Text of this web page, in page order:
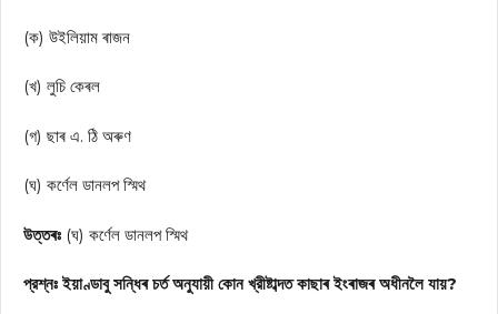
(ক) উইলিয়াম ৰাজন
(খ) লুচি কেৰল
(গ) ছাৰ এ. ঠি অৰুণ
(ঘ) কর্ণেল ডানলপ স্মিথ
উত্তৰঃ (ঘ) কৰ্ণেল ডানলপ স্মিথ
প্রশ্নঃ ইয়াণ্ডাবু সন্ধিৰ চৰ্ত অনুযায়ী কোন খ্রীষ্টাব্দত কাছাৰ ইংৰাজৰ অধীনলৈ যায়?